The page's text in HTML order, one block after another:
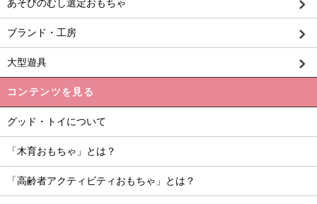
あそびのむし選定おもちゃ
ブランド・工房
大型遊具
コンテンツを見る
グッド・トイについて
「木育おもちゃ」とは？
「高齢者アクティビティおもちゃ」とは？